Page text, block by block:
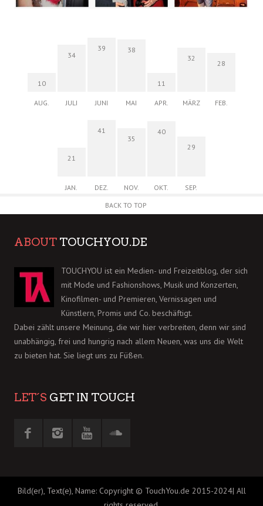
10
AUG.
34
JULI
39
JUNI
38
MAI
11
APR.
32
MÄRZ
28
FEB.
21
JAN.
41
DEZ.
35
NOV.
40
OKT.
29
SEP.
BACK TO TOP
ABOUT TOUCHYOU.DE
TOUCHYOU ist ein Medien- und Freizeitblog, der sich
mit Mode und Fashionshows, Musik und Konzerten,
Kinofilmen- und Premieren, Vernissagen und
Künstlern, Promis und Co. beschäftigt.
Dabei zählt unsere Meinung, die wir hier verbreiten, denn wir sind
unabhängig, frei und hungrig nach allem Neuen, was uns die Welt
zu bieten hat. Sie liegt uns zu Füßen.
LET´S GET IN TOUCH
Bild(er), Text(e), Name: Copyright © TouchYou.de 2015-2024| All